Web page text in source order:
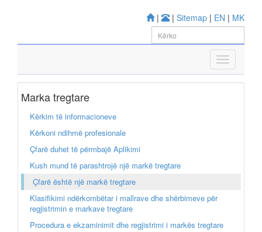
| | Sitemap | EN | MK
Marka tregtare
Kërkim të informacioneve
Kërkoni ndihmë profesionale
Çfarë duhet të përmbajë Aplikimi
Kush mund të parashtrojë një markë tregtare
Çfarë është një markë tregtare
Klasifikimi ndërkombëtar i mallrave dhe shërbimeve për
regjistrimin e markave tregtare
Procedura e ekzaminimit dhe regjistrimi i markës tregtare